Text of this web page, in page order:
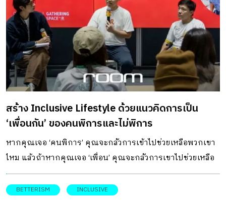
สร้าง Inclusive Lifestyle ด้วยแนวคิดการเป็น
‘เพื่อนกัน’ ของคนพิการและไม่พิการ
หากคุณเจอ ‘คนพิการ’ คุณจะกลัวการเข้าไปช่วยเหลือพวกเขา
ไหม แล้วถ้าหากคุณเจอ ‘เพื่อน’ คุณจะกลัวการเขาไปช่วยเหลือ
เพื่อนของคุณไหม? นี่คือคำถามสั้น ๆ ที่เกิดขึ้นหลังจากที่จากได้
ฟังการพูดคุยระหว่าง คุณแจ็ค – นวคุณ พจน์ชพรกุล จาก
BETTERISM INCLUSIVE